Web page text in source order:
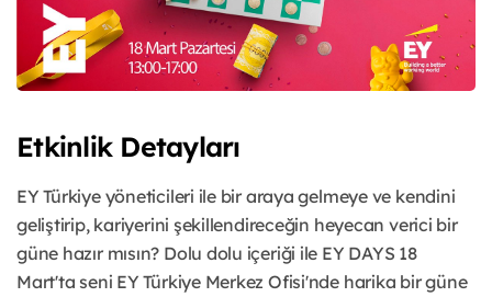
Etkinlik Detayları
EY Türkiye yöneticileri ile bir araya gelmeye ve kendini
geliştirip, kariyerini şekillendireceğin heyecan verici bir
güne hazır mısın? Dolu dolu içeriği ile EY DAYS 18
Mart'ta seni EY Türkiye Merkez Ofisi'nde harika bir güne